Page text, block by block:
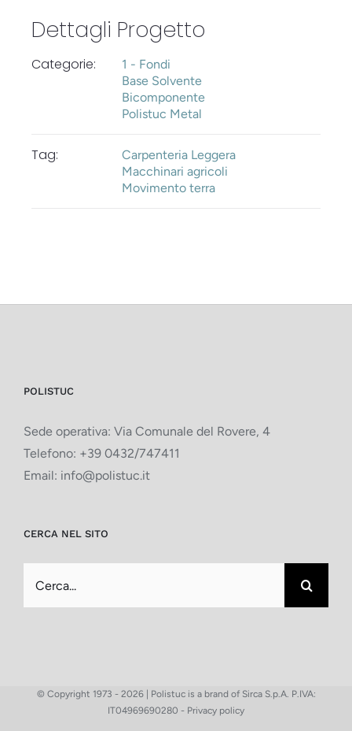
Dettagli Progetto
Categorie:
1 - Fondi
Base Solvente
Bicomponente
Polistuc Metal
Tag:
Carpenteria Leggera
Macchinari agricoli
Movimento terra
POLISTUC
Sede operativa: Via Comunale del Rovere, 4
Telefono: +39 0432/747411
Email: info@polistuc.it
CERCA NEL SITO
per:
© Copyright 1973 - 2026 | Polistuc is a brand of Sirca S.p.A. P.IVA:
IT04969690280 - Privacy policy